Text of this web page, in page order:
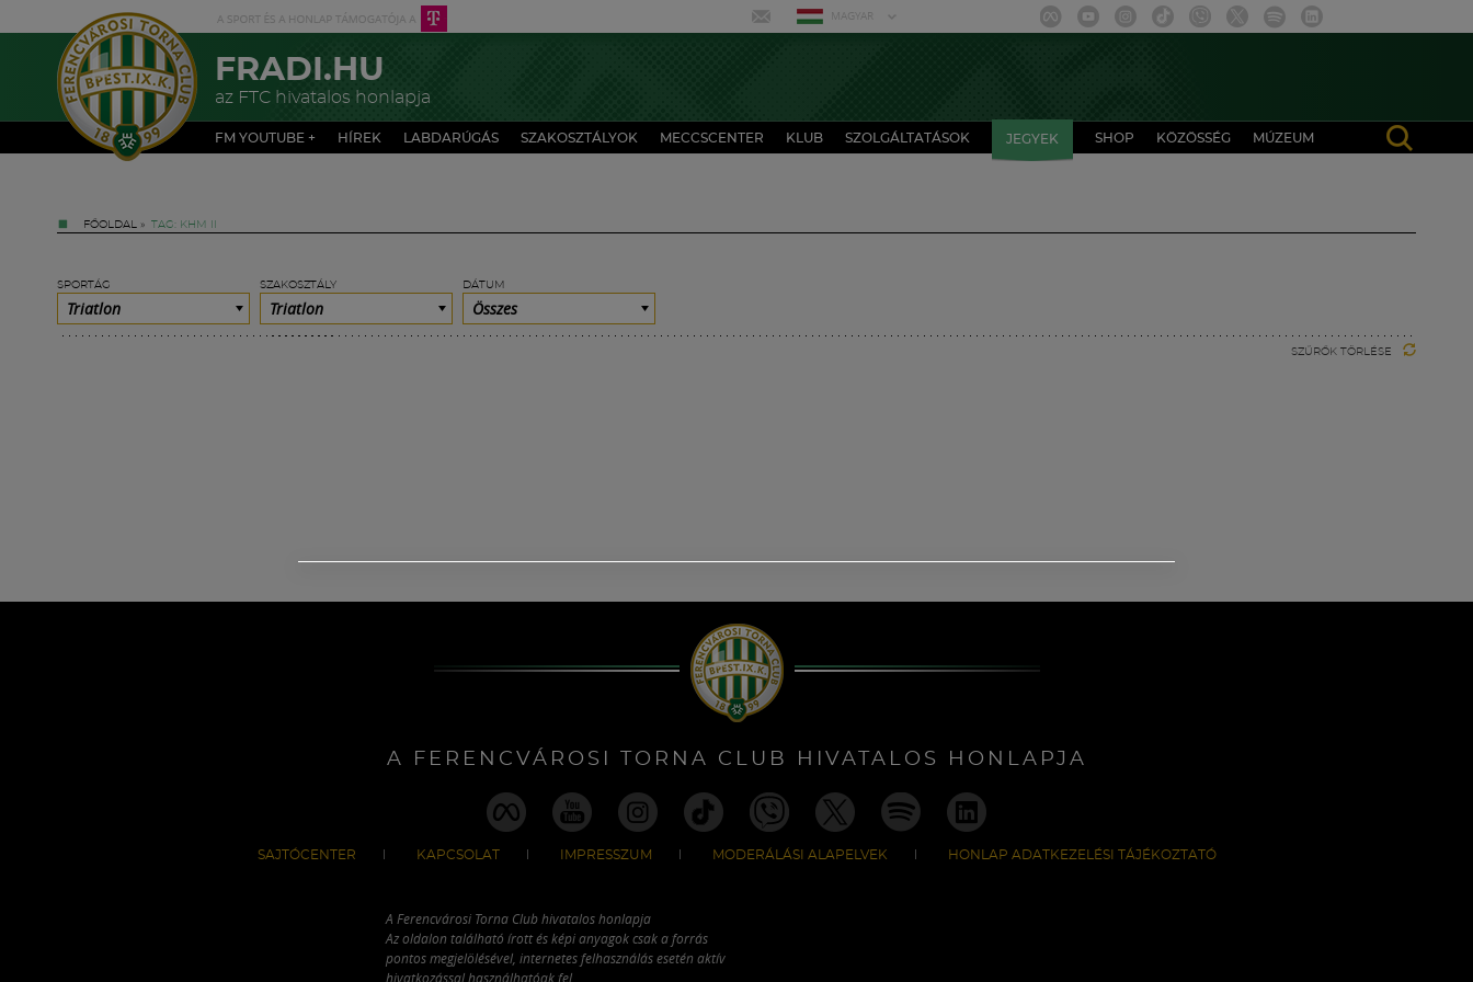
MAGYAR
FRADI.HU
az FTC hivatalos honlapja
FM YOUTUBE + HÍREK LABDARÚGÁS SZAKOSZTÁLYOK MECCSCENTER KLUB SZOLGÁLTATÁSOK JEGYEK SHOP KÖZÖSSÉG MÚZEUM
FŐOLDAL » TAG: KHM II
SPORTÁG
Triatlon
SZAKOSZTÁLY
Triatlon
DÁTUM
Összes
SZŰRŐK TÖRLÉSE
A FERENCVÁROSI TORNA CLUB HIVATALOS HONLAPJA
SAJTÓCENTER KAPCSOLAT IMPRESSZUM MODERÁLÁSI ALAPELVEK HONLAP ADATKEZELÉSI TÁJÉKOZTATÓ
A Ferencvárosi Torna Club hivatalos honlapja
Az oldalon található írott és képi anyagok csak a forrás
pontos megjelölésével, internetes felhasználás esetén aktív
hivatkozással használhatóak fel.